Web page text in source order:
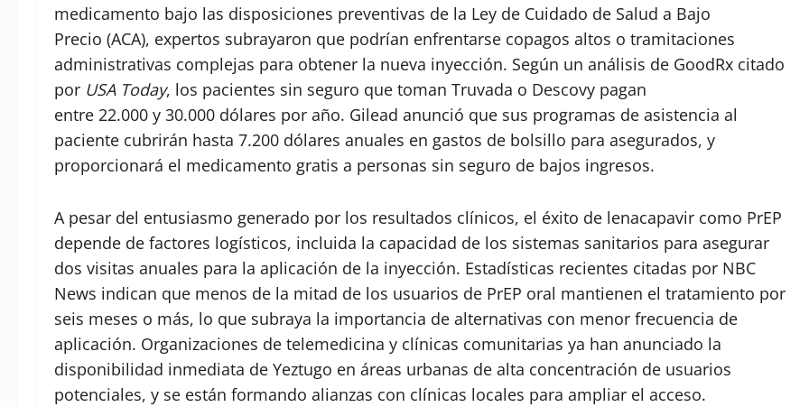
medicamento bajo las disposiciones preventivas de la Ley de Cuidado de Salud a Bajo
Precio (ACA), expertos subrayaron que podrían enfrentarse copagos altos o tramitaciones
administrativas complejas para obtener la nueva inyección. Según un análisis de GoodRx citado
por USA Today, los pacientes sin seguro que toman Truvada o Descovy pagan
entre 22.000 y 30.000 dólares por año. Gilead anunció que sus programas de asistencia al
paciente cubrirán hasta 7.200 dólares anuales en gastos de bolsillo para asegurados, y
proporcionará el medicamento gratis a personas sin seguro de bajos ingresos.
A pesar del entusiasmo generado por los resultados clínicos, el éxito de lenacapavir como PrEP
depende de factores logísticos, incluida la capacidad de los sistemas sanitarios para asegurar
dos visitas anuales para la aplicación de la inyección. Estadísticas recientes citadas por NBC
News indican que menos de la mitad de los usuarios de PrEP oral mantienen el tratamiento por
seis meses o más, lo que subraya la importancia de alternativas con menor frecuencia de
aplicación. Organizaciones de telemedicina y clínicas comunitarias ya han anunciado la
disponibilidad inmediata de Yeztugo en áreas urbanas de alta concentración de usuarios
potenciales, y se están formando alianzas con clínicas locales para ampliar el acceso.